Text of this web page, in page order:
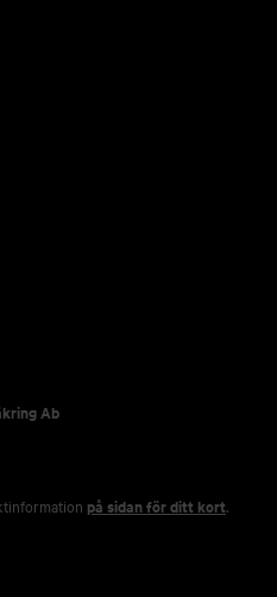
Ab
på sidan för ditt kort.